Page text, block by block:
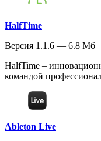
HalfTime
Версия 1.1.6 — 6.8 Мб
HalfTime –
командой
Ableton Live